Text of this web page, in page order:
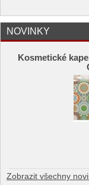
NOVINKY
Kosmetické
Zobrazit všechny